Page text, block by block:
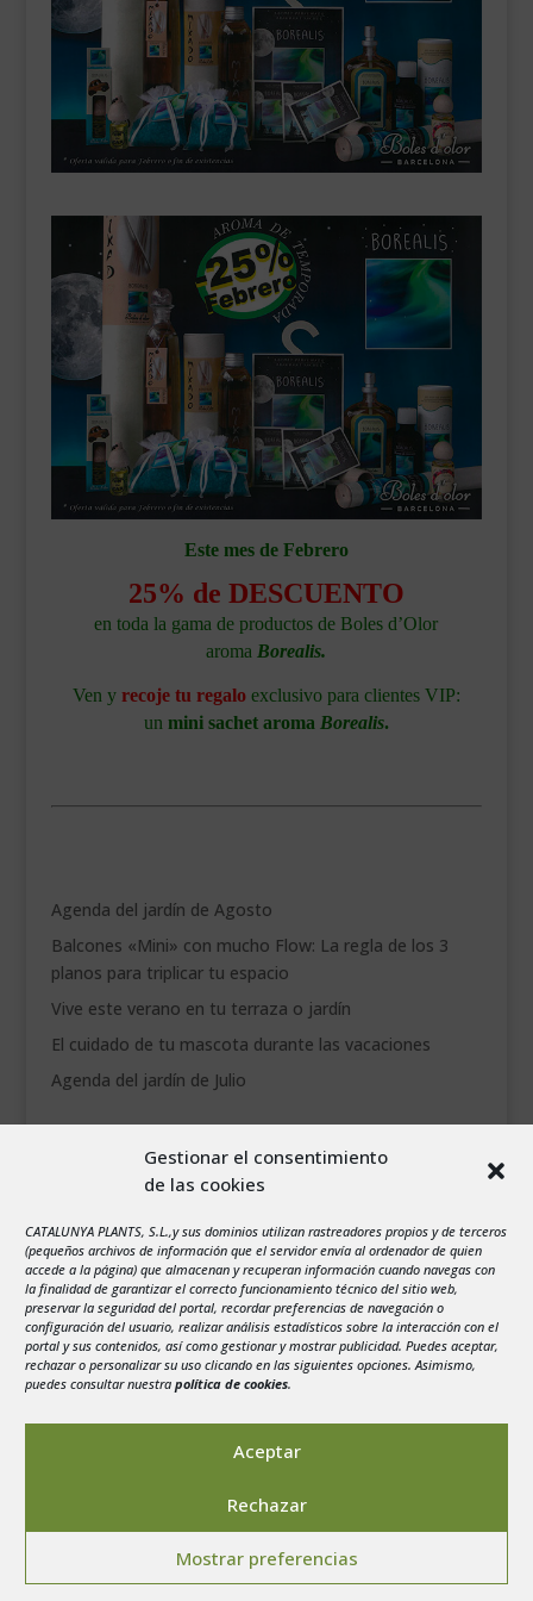
Gestionar el consentimiento
de las cookies
CATALUNYA PLANTS, S.L.,y sus dominios utilizan rastreadores propios y de terceros
(pequeños archivos de información que el servidor envía al ordenador de quien
accede a la página) que almacenan y recuperan información cuando navegas con
la finalidad de garantizar el correcto funcionamiento técnico del sitio web,
preservar la seguridad del portal, recordar preferencias de navegación o
configuración del usuario, realizar análisis estadísticos sobre la interacción con el
portal y sus contenidos, así como gestionar y mostrar publicidad. Puedes aceptar,
rechazar o personalizar su uso clicando en las siguientes opciones. Asimismo,
puedes consultar nuestra política de cookies.
Aceptar
Rechazar
Mostrar preferencias
___________________________
VEURE EN CATALÀ
Este mes de Febrero
25% de DESCUENTO
en toda la gama de productos de Boles d’Olor
aroma Borealis.
Ven y recoje tu regalo exclusivo para clientes VIP:
un mini sachet aroma Borealis.
Agenda del jardín de Agosto
Balcones «Mini» con mucho Flow: La regla de los 3
planos para triplicar tu espacio
Vive este verano en tu terraza o jardín
El cuidado de tu mascota durante las vacaciones
Agenda del jardín de Julio
X J V S
3
4 5 6 7 8
9
10
11 12 13 14 15
16
17
18 19 20 21 22
23
24
25 26 27 28 29
30
31
Política de privacidad
Cookies